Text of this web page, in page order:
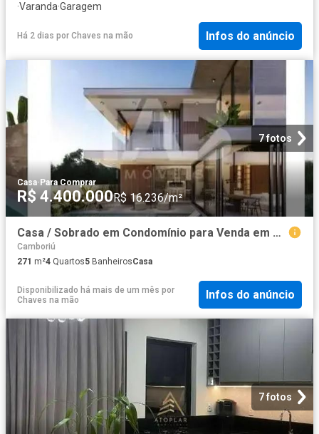
·Varanda·Garagem
Há 2 dias por Chaves na mão Infos do anúncio
7 fotos
Casa·Para Comprar
R$ 4.400.000R$ 16.236/m²
Casa / Sobrado em Condomínio para Venda em Camboriú/SC Monte Alegre 4 Quartos
Camboriú
271 m²4 Quartos5 BanheirosCasa
Disponibilizado há mais de um mês por
Chaves na mão
Infos do anúncio
7 fotos